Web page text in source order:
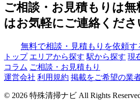
ご相談・お見積もりは
はお気軽にご連絡くださ
無料で相談・見積もりを依頼す
トップ エリアから探す 駅から探す 現
コラム ご相談・お見積もり
運営会社 利用規約 掲載をご希望の業
© 2026 特殊清掃ナビ All Rights